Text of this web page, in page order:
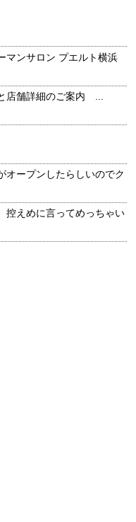
マンサロン プエルト横浜
店舗詳細のご案内 ...
オープンしたらしいのでク
控えめに言ってめっちゃい